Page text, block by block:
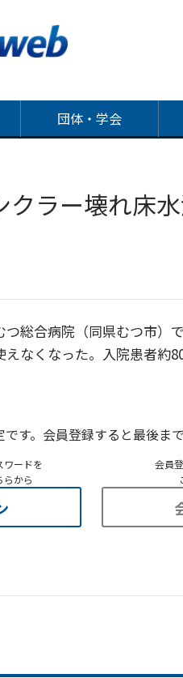
団体・学会
クラー壊れ
総合病院（同県むつ市）
なくなった。入院患者約
す。会員登録すると最後ま
ワードを
らから
会員